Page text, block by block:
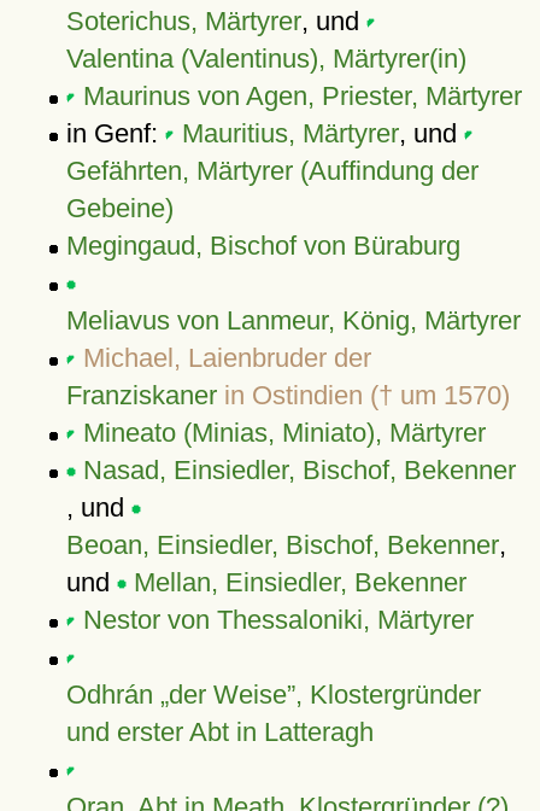
Soterichus, Märtyrer, und
Valentina (Valentinus), Märtyrer(in)
Maurinus von Agen, Priester, Märtyrer
in Genf:
Mauritius, Märtyrer, und
Gefährten, Märtyrer (Auffindung der
Gebeine)
Megingaud, Bischof von Büraburg
Meliavus von Lanmeur, König, Märtyrer
Michael, Laienbruder der
Franziskanerin Ostindien († um 1570)
Mineato (Minias, Miniato), Märtyrer
Nasad, Einsiedler, Bischof, Bekenner
, und
Beoan, Einsiedler, Bischof, Bekenner,
und
Mellan, Einsiedler, Bekenner
Nestor von Thessaloniki, Märtyrer
Odhrán „der Weise”, Klostergründer
und erster Abt in Latteragh